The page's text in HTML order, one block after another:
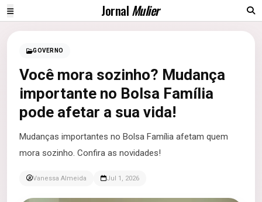
JornalMulier
GOVERNO
Você mora sozinho? Mudança
importante no Bolsa Família
pode afetar a sua vida!
Mudanças importantes no Bolsa Família afetam quem
mora sozinho. Confira as novidades!
Vanessa Almeida Jul 1, 2026